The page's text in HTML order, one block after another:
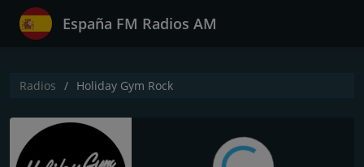
España FM Radios AM
Radios Holiday Gym Rock